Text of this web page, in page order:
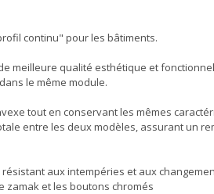
continu" pour les bâtiments.
meilleure qualité esthétique et
le même module.
tout en conservant les mêmes
entre les deux modèles, assurant un
aux intempéries et aux
zamak et les boutons chromés